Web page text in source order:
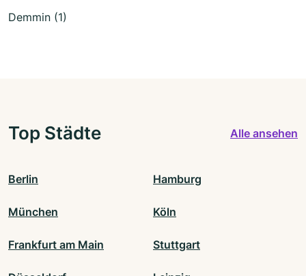
Demmin (1)
Top Städte Alle ansehen
Berlin Hamburg
München Köln
Frankfurt am Main Stuttgart